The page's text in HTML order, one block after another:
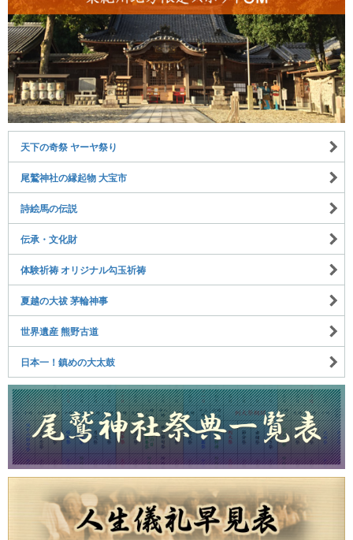
天下の奇祭 ヤーヤ祭り
尾鷲神社の縁起物 大宝市
詩絵馬の伝説
伝承・文化財
体験祈祷 オリジナル勾玉祈祷
夏越の大祓 茅輪神事
世界遺産 熊野古道
日本一！鎮めの大太鼓